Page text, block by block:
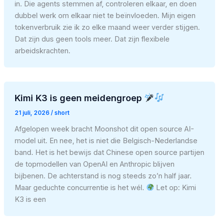
in. Die agents stemmen af, controleren elkaar, en doen
dubbel werk om elkaar niet te beïnvloeden. Mijn eigen
tokenverbruik zie ik zo elke maand weer verder stijgen.
Dat zijn dus geen tools meer. Dat zijn flexibele
arbeidskrachten.
Kimi K3 is geen meidengroep
21 juli, 2026 / short
Afgelopen week bracht Moonshot dit open source AI-
model uit. En nee, het is niet die Belgisch-Nederlandse
band. Het is het bewijs dat Chinese open source partijen
de topmodellen van OpenAI en Anthropic blijven
bijbenen. De achterstand is nog steeds zo’n half jaar.
Maar geduchte concurrentie is het wél.
Let op: Kimi
K3 is een